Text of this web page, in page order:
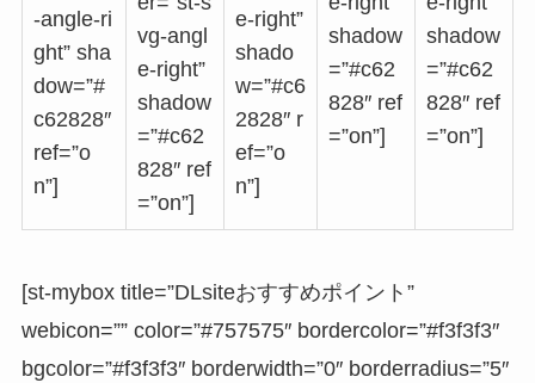
-angle-ri
ght” sha
dow=”#
c62828″
ref=”o
n”]
vg-angl
e-right”
shadow
=”#c62
828″ ref
=”on”]
e-right”
shado
w=”#c6
2828″ r
ef=”o
n”]
shadow
=”#c62
828″ ref
=”on”]
shadow
=”#c62
828″ ref
=”on”]
[st-mybox title=”DLsiteおすすめポイント”
webicon=”” color=”#757575″ bordercolor=”#f3f3f3″
bgcolor=”#f3f3f3″ borderwidth=”0″ borderradius=”5″